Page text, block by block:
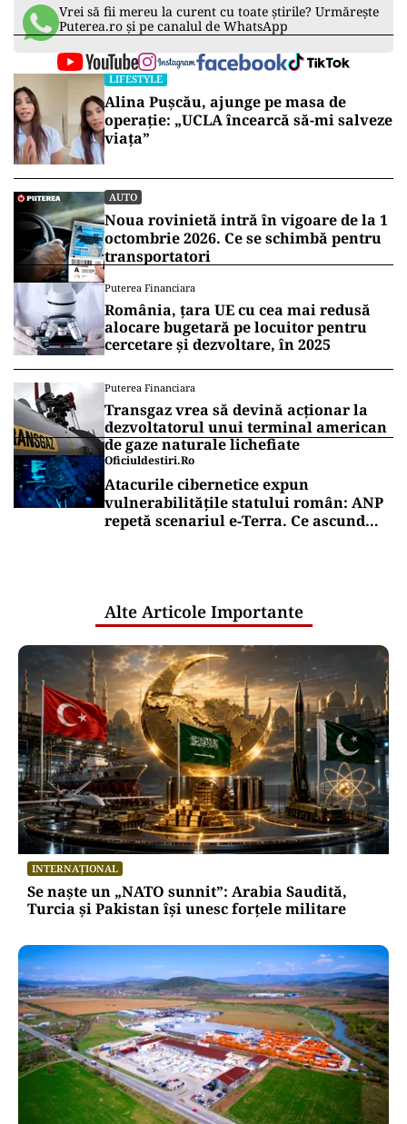
Vrei să fii mereu la curent cu toate știrile? Urmărește
Puterea.ro și pe canalul de WhatsApp
LIFESTYLE
Alina Pușcău, ajunge pe masa de
operație: „UCLA încearcă să-mi salveze
viața”
AUTO
Noua rovinietă intră în vigoare de la 1
octombrie 2026. Ce se schimbă pentru
transportatori
Puterea Financiara
România, țara UE cu cea mai redusă
alocare bugetară pe locuitor pentru
cercetare și dezvoltare, în 2025
Puterea Financiara
Transgaz vrea să devină acționar la
dezvoltatorul unui terminal american
de gaze naturale lichefiate
Oficiuldestiri.ro
Atacurile cibernetice expun
vulnerabilitățile statului român: ANP
repetă scenariul e‑Terra. Ce ascund
Alte Articole Importante
INTERNAȚIONAL
Se naște un „NATO sunnit”: Arabia Saudită,
Turcia și Pakistan își unesc forțele militare